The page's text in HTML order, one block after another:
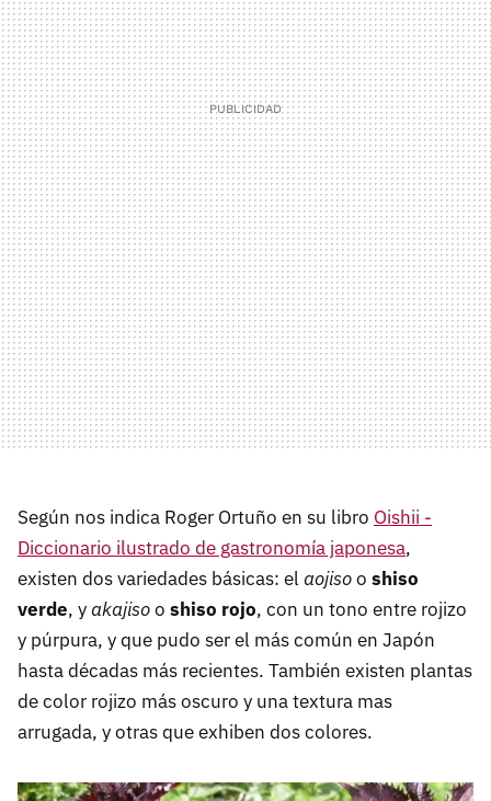
Según nos indica Roger Ortuño en su libro Oishii -
Diccionario ilustrado de gastronomía japonesa,
existen dos variedades básicas: el aojisoo shiso
verde, yakajisoo shiso rojo, con un tono entre rojizo
y púrpura, y que pudo ser el más común en Japón
hasta décadas más recientes. También existen plantas
de color rojizo más oscuro y una textura mas
arrugada, y otras que exhiben dos colores.